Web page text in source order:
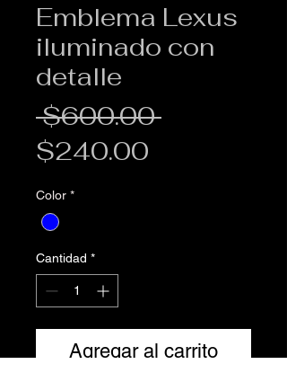
Emblema Lexus
iluminado con
detalle
$600.00 Precio
$240.00
Color *
Cantidad *
Agregar al carrito